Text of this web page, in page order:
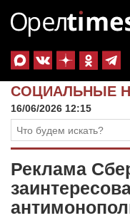
СОЦИАЛЬНЫЕ
16/06/2026 12:15
Реклама